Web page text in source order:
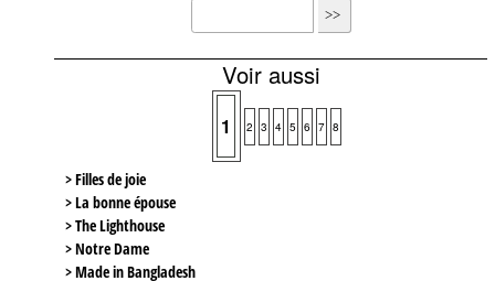
Voir aussi
1 2 3 4 5 6 7 8
> Filles de joie
> La bonne épouse
> The Lighthouse
> Notre Dame
> Made in Bangladesh